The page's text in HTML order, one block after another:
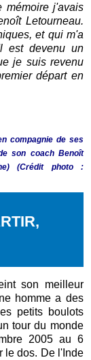
mémoire j'avais
Letourneau.
et qui m'a
est devenu un
je suis revenu
départ en
compagnie de ses
son coach Benoît
(Crédit photo :
son meilleur
homme a des
petits boulots
tour du monde
2005 au 6
le dos. De l'Inde